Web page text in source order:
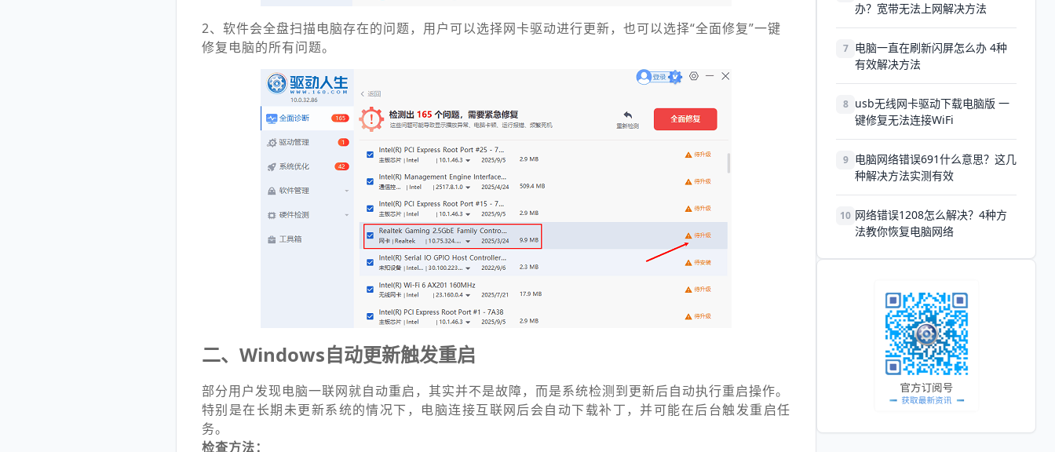
2、软件会全盘扫描电脑存在的问题，用户可以选择网卡驱动进行更新，也可以选择“全面修复”一键
修复电脑的所有问题。
二、Windows自动更新触发重启
部分用户发现电脑一联网就自动重启，其实并不是故障，而是系统检测到更新后自动执行重启操作。
特别是在长期未更新系统的情况下，电脑连接互联网后会自动下载补丁，并可能在后台触发重启任
务。
检查方法：
办？宽带无法上网解决方法
7 电脑一直在刷新闪屏怎么办 4种
有效解决方法
8 usb无线网卡驱动下载电脑版 一
键修复无法连接WiFi
9 电脑网络错误691什么意思？这几
种解决方法实测有效
10 网络错误1208怎么解决？4种方
法教你恢复电脑网络